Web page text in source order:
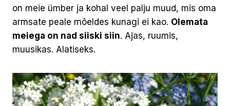
on meie ümber ja kohal veel palju muud, mis oma
armsate peale mõeldes kunagi ei kao. Olemata
meiega on nad siiski siin. Ajas, ruumis,
muusikas. Alatiseks.